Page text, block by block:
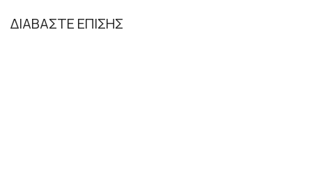
ΔΙΑΒΑΣΤΕ ΕΠΙΣΗΣ